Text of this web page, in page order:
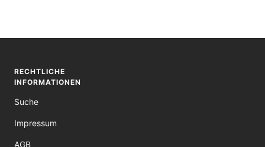
RECHTLICHE
INFORMATIONEN
Suche
Impressum
AGB